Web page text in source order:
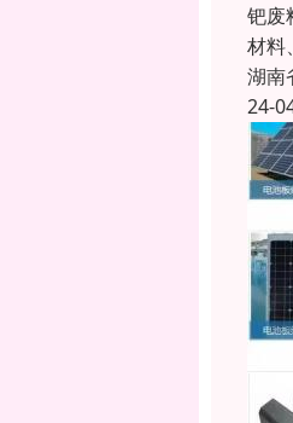
钯废
材料
湖南
24-